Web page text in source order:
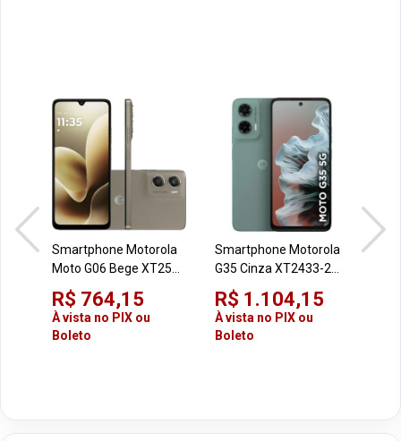
Smartphone Motorola
Moto G06 Bege XT2535
256GB 4GB + 8GB RAM
Boost Tela 6,9" Câmera
50MP
R$ 764,15
À vista no PIX ou
Boleto
Smartphone Motorola
G35 Cinza XT2433-2
256GB, 12GB (4GB RAM
+8GB RAM BOOST),
Android 14
R$ 1.104,15
À vista no PIX ou
Boleto